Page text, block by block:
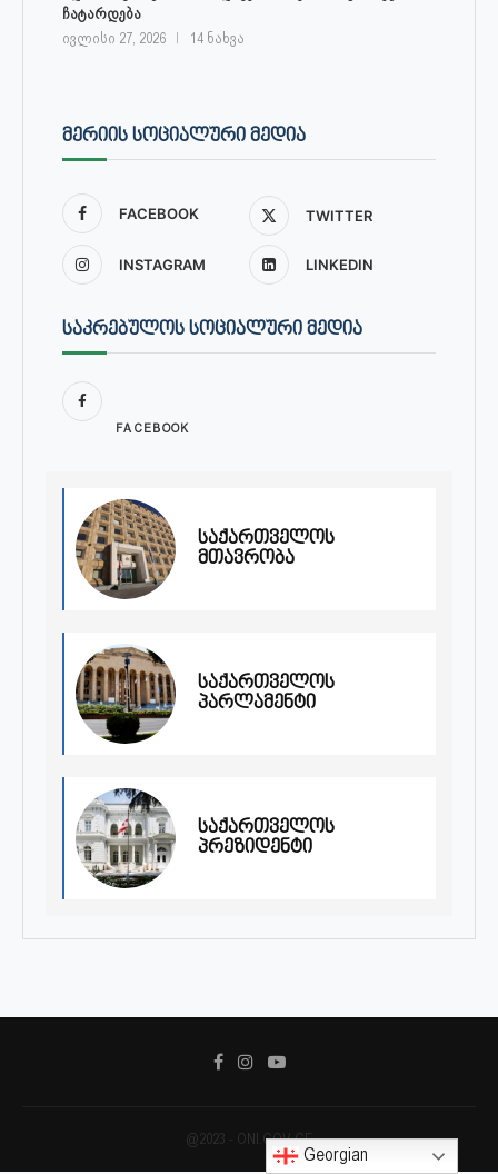
ჩატარდება
ივლისი 27, 2026 14 ნახვა
ᲛᲔᲠᲘᲘᲡ ᲡᲝᲪᲘᲐᲚᲣᲠᲘ ᲛᲔᲓᲘᲐ
FACEBOOK TWITTER
INSTAGRAM LINKEDIN
ᲡᲐᲙᲠᲔᲑᲣᲚᲝᲡ ᲡᲝᲪᲘᲐᲚᲣᲠᲘ ᲛᲔᲓᲘᲐ
FACEBOOK
საქართველოს
მთავრობა
საქართველოს
პარლამენტი
საქართველოს
პრეზიდენტი
@2023 - ONI.GOV.GE
Georgian